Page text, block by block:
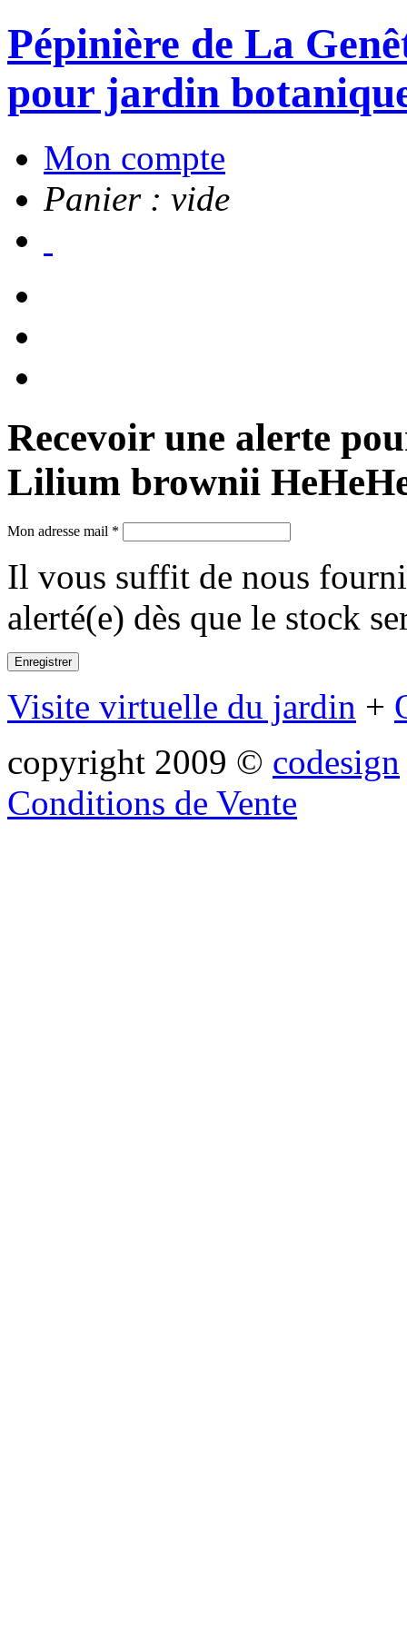
Pépinière de La
pour jardin
Mon compte
Panier : vide
Recevoir une alerte
Lilium brownii
Mon adresse mail *
Il vous suffit de nous
alerté(e) dès que le stock
Visite virtuelle du jardin +
copyright 2009 © codesign
Conditions de Vente